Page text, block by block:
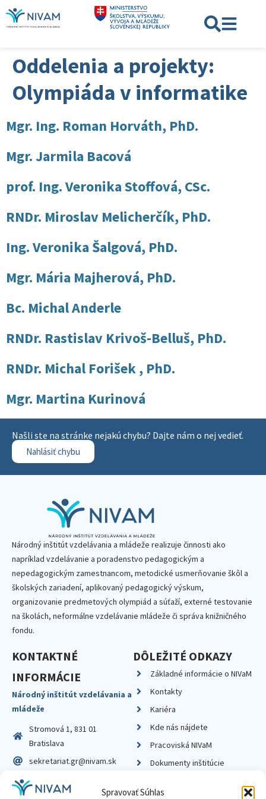
Spravovať Súhlas
Oddelenia a projekty:
Olympiáda v informatike
Mgr. Ing. Roman Horváth, PhD.
Mgr. Jarmila Bacová
prof. Ing. Veronika Stoffová, CSc.
RNDr. Miroslav Melicherčík, PhD.
Ing. Veronika Šalgová, PhD.
Mgr. Mária Majherová, PhD.
Bc. Michal Anderle
RNDr. Rastislav Krivoš-Belluš, PhD.
RNDr. Michal Forišek , PhD.
Mgr. Martina Kurinová
Našli ste na stránke nejakú chybu? Dajte nám o nej vedieť.
Nahlásiť chybu
Národný inštitút vzdelávania a mládeže realizuje činnosti ako
napríklad vzdelávanie a poradenstvo pedagogickým a
nepedagogickým zamestnancom, metodické usmerňovanie škôl a
školských zariadení, aplikovaný pedagogický výskum,
organizovanie predmetových olympiád a súťaží, externé testovanie
na školách, neformálne vzdelávanie mládeže či správa knižničného
fondu.
KONTAKTNÉ
INFORMÁCIE
Národný inštitút vzdelávania a
mládeže
Stromová 1, 831 01
Bratislava
sekretariat.gr@nivam.sk
IČO: 00164348
DÔLEŽITÉ ODKAZY
Základné informácie o NIVaM
Kontakty
Kariéra
Kde nás nájdete
Pracoviská NIVaM
Dokumenty inštitúcie